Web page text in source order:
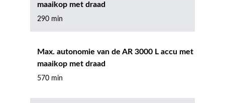
maaikop met draad
290 min
Max. autonomie van de AR 3000 L accu met
maaikop met draad
570 min